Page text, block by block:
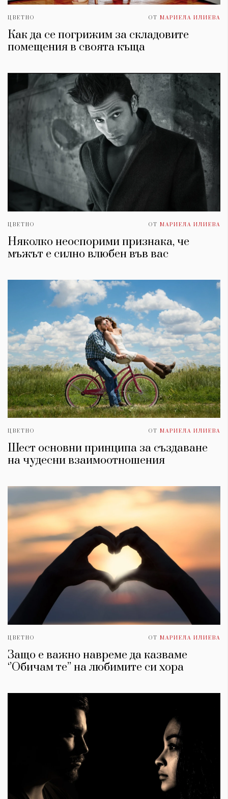
ЦВЕТНО ОТ МАРИЕЛА ИЛИЕВА
Как да се погрижим за складовите
помещения в своята къща
ЦВЕТНО ОТ МАРИЕЛА ИЛИЕВА
Няколко неоспорими признака, че
мъжът е силно влюбен във вас
ЦВЕТНО ОТ МАРИЕЛА ИЛИЕВА
Шест основни принципа за създаване
на чудесни взаимоотношения
ЦВЕТНО ОТ МАРИЕЛА ИЛИЕВА
Защо е важно навреме да казваме
‘’Обичам те’’ на любимите си хора